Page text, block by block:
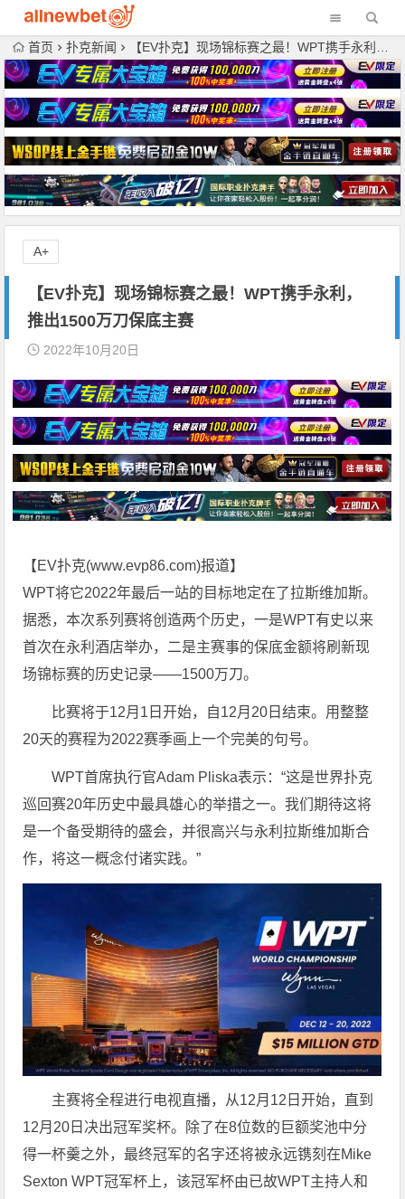
首页 扑克新闻 【EV扑克】现场锦标赛之最！WPT携手永利，推出1500万刀保底主赛
【EV扑克】现场锦标赛之最！WPT携手永利，
推出1500万刀保底主赛
2022年10月20日
【EV扑克(www.evp86.com)报道】
WPT将它2022年最后一站的目标地定在了拉斯维加斯。
据悉，本次系列赛将创造两个历史，一是WPT有史以来
首次在永利酒店举办，二是主赛事的保底金额将刷新现
场锦标赛的历史记录——1500万刀。
比赛将于12月1日开始，自12月20日结束。用整整
20天的赛程为2022赛季画上一个完美的句号。
WPT首席执行官Adam Pliska表示：“这是世界扑克
巡回赛20年历史中最具雄心的举措之一。我们期待这将
是一个备受期待的盛会，并很高兴与永利拉斯维加斯合
作，将这一概念付诸实践。”
主赛将全程进行电视直播，从12月12日开始，直到
12月20日决出冠军奖杯。除了在8位数的巨额奖池中分
得一杯羹之外，最终冠军的名字还将被永远镌刻在Mike
Sexton WPT冠军杯上，该冠军杯由已故WPT主持人和
A+